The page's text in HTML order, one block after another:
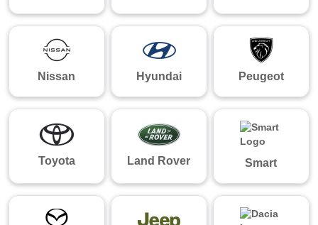
Nissan Hyundai Peugeot
Toyota Land Rover Smart